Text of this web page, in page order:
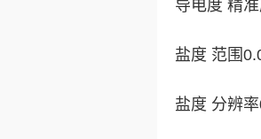
导电度 精
盐度 范围
盐度 分辨